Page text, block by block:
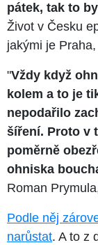
pátek, tak to
Život v Česku
jakými je
"Vždy když
kolem a to je
nepodařilo
šíření. Proto v
poměrně
ohniska
Roman
Podle něj
narůstat. A to z